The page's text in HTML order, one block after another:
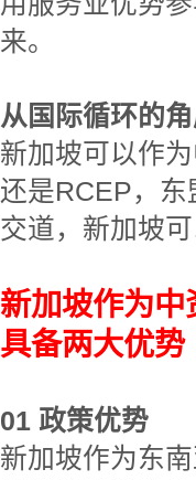
来。
从国际循环的
新加坡可以作
还是RCEP，
交道，新加坡
新加坡作为
具备两大优势
01 政策优势
新加坡作为东